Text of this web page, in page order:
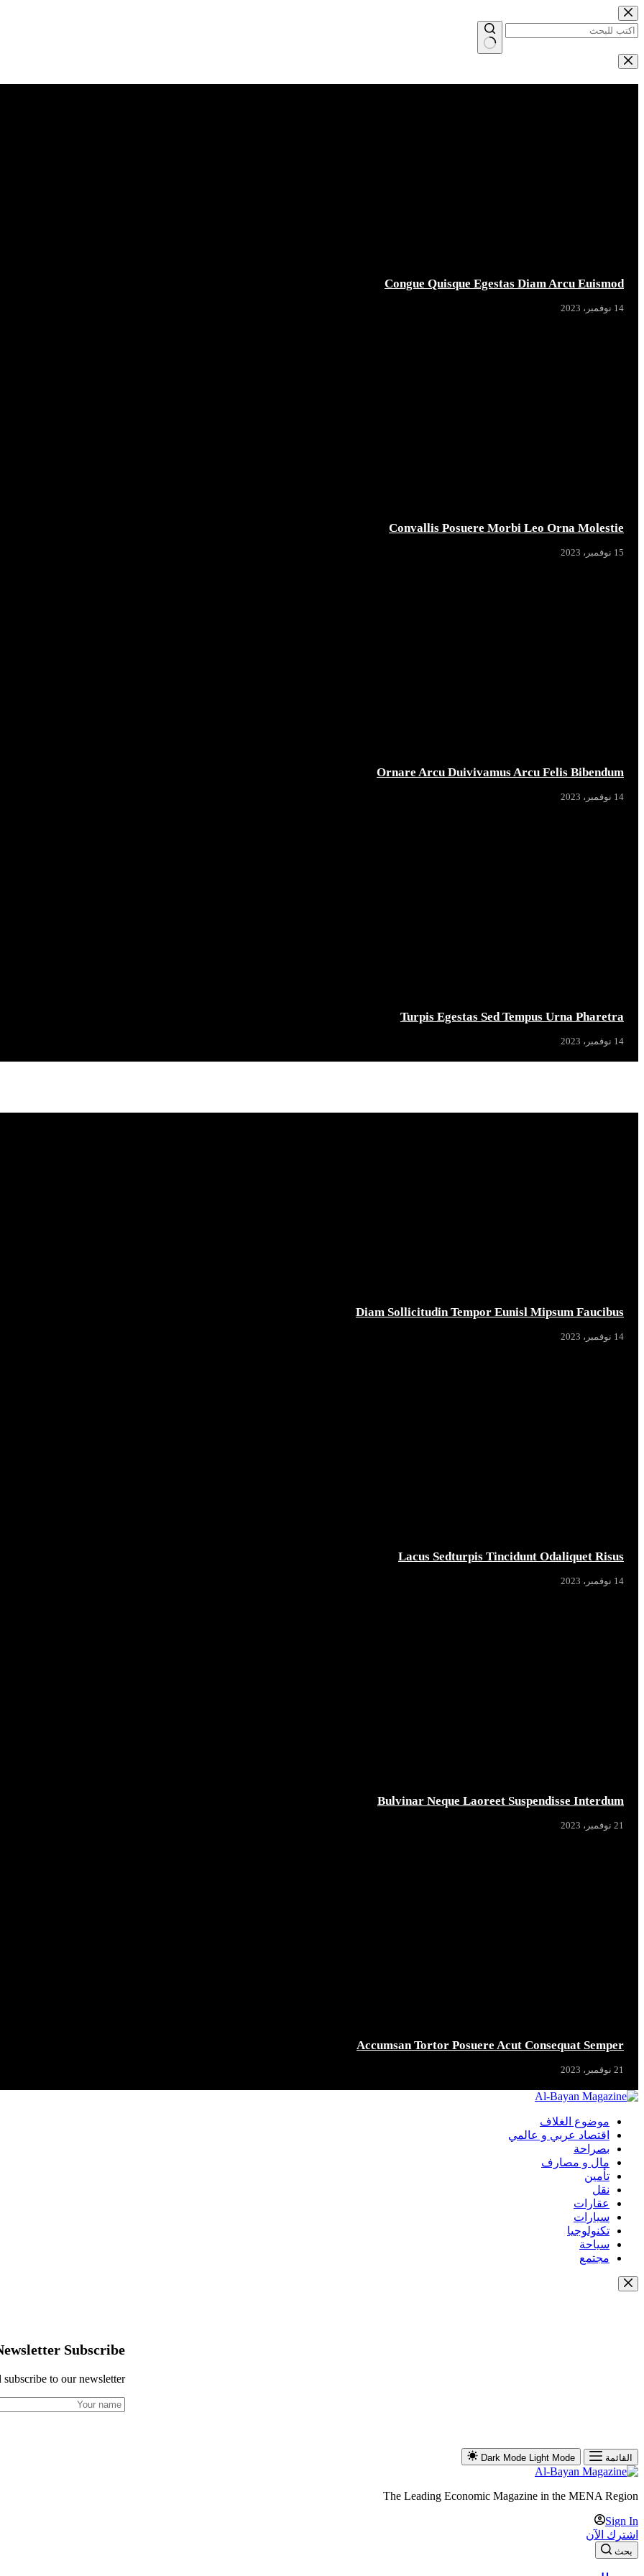
التجاوز
إلى
المحتوى
لا
نتائج
Congue Quisque Egestas Diam Arcu Euismod
14 نوفمبر، 2023
Convallis Posuere Morbi Leo Orna Molestie
15 نوفمبر، 2023
Ornare Arcu Duivivamus Arcu Felis Bibendum
14 نوفمبر، 2023
Turpis Egestas Sed Tempus Urna Pharetra
14 نوفمبر، 2023
Diam Sollicitudin Tempor Eunisl Mipsum Faucibus
14 نوفمبر، 2023
Lacus Sedturpis Tincidunt Odaliquet Risus
14 نوفمبر، 2023
Bulvinar Neque Laoreet Suspendisse Interdum
21 نوفمبر، 2023
Accumsan Tortor Posuere Acut Consequat Semper
21 نوفمبر، 2023
موضوع الغلاف
اقتصاد عربي و عالمي
بصراحة
مال و مصارف
تأمين
نقل
عقارات
سيارات
تكنولوجيا
سياحة
مجتمع
Subscribe
to our newsletter
القائمة Dark Mode Light Mode
The Leading Economic Magazine in the MENA Region
Sign In
اشترك الآن
بحث